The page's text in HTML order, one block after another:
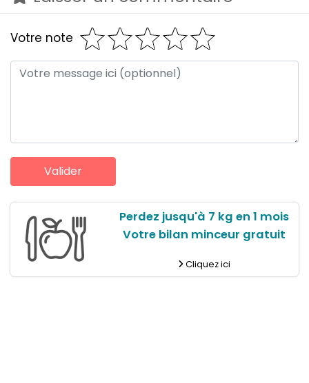
Votre note
Perdez jusqu'à 7 kg en 1 mois
Votre bilan minceur gratuit
Cliquez ici